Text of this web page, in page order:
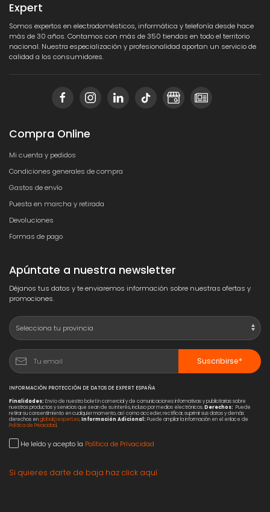
Expert
Somos expertos en electrodomésticos, informática y telefonía desde hace
más de 30 años. Contamos con más de 350 tiendas en todo el territorio
nacional. Nuestra especialización y profesionalidad aportan un servicio de
calidad a los consumidores.
Compra Online
Mi cuenta y pedidos
Condiciones generales de compra
Gastos de envío
Puesta en marcha y retirada
Devoluciones
Formas de pago
Apúntate a nuestra newsletter
Déjanos tus datos y te enviaremos información sobre nuestras ofertas y
promociones.
Suscribirse*
INFORMACIÓN PROTECCIÓN DE DATOS DE EXPERT ESPAÑA
Finalidades: Envío de nuestro boletín comercial y de comunicaciones informativas y publicitarias sobre
nuestros productos y servicios que sean de su interés, incluso por medios electrónicos.Derechos: Puede
retirar su consentimiento en cualquier momento, así como acceder, rectificar, suprimir sus datos y demás
derechos englobal@expert.es.Información Adicional: Puede ampliar la información en el enlace de
Política de Privacidad.
He leído y acepto la Política de Privacidad
Si quieres darte de baja haz click aquí